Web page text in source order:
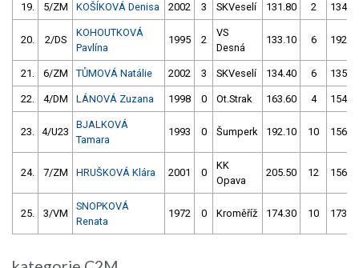
19. 5/ZM KOŠÍKOVÁ Denisa 2002 3 SKVeselí 131.80 2
20. 2/DS
KOHOUTKOVÁ
Pavlína
1995 2
VS
Desná
133.10 6
21. 6/ZM TŮMOVÁ Natálie 2002 3 SKVeselí 134.40 6
22. 4/DM LÁNOVÁ Zuzana 1998 0 Ot.Strak 163.60 4
23. 4/U23
BJALKOVÁ
Tamara
1993 0 Šumperk 192.10 10
24. 7/ZM HRUŠKOVÁ Klára 2001 0
KK
Opava
205.50 12
25. 3/VM
SNOPKOVÁ
Renata
1972 0 Kroměříž 174.30 10